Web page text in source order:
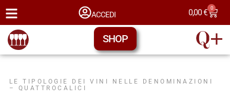
ACCEDI 0,00€ 0
SHOP
LE TIPOLOGIE DEI VINI NELLE DENOMINAZIONI
– QUATTROCALICI